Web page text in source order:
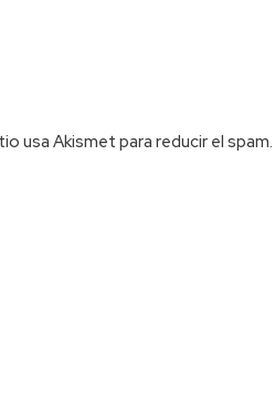
usa Akismet para reducir el spam.